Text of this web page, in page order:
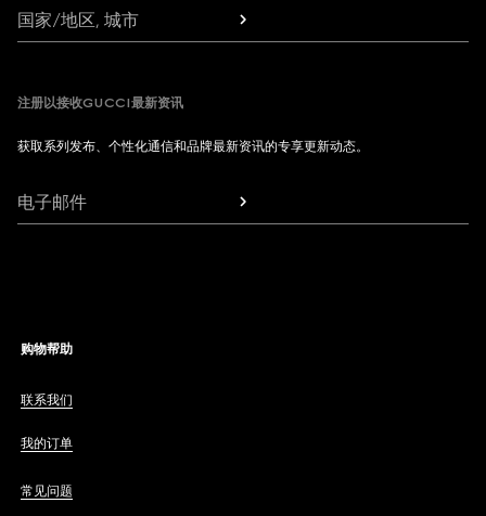
国家/地区, 城市
注册以接收GUCCI最新资讯
获取系列发布、个性化通信和品牌最新资讯的专享更新动态。
电子邮件
购物帮助
联系我们
我的订单
常见问题